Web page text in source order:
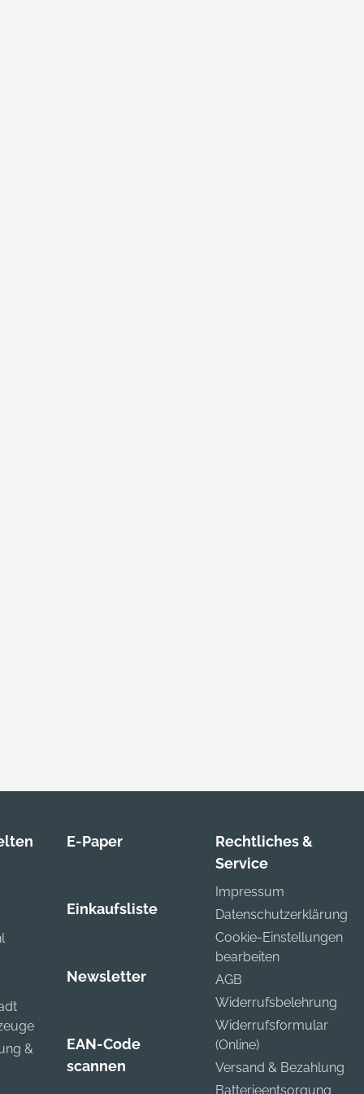
&
E-Paper
Einkaufsliste
Newsletter
EAN-Code
scannen
Rechtliches &
Service
Impressum
Datenschutzerklärung
Cookie-Einstellungen
bearbeiten
AGB
Widerrufsbelehrung
Widerrufsformular
(Online)
Versand & Bezahlung
Batterieentsorgung